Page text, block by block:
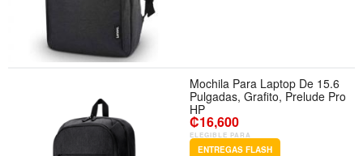
Mochila Para Laptop De 15.6
Pulgadas, Grafito, Prelude Pro
HP
₡16,600
ELEGIBLE PARA
ENTREGAS FLASH